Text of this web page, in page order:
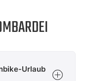
Urlaub